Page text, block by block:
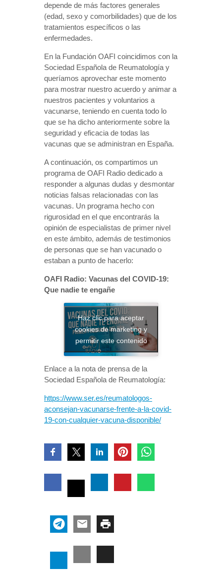
depende de más factores generales
(edad, sexo y comorbilidades) que de los
tratamientos específicos o las
enfermedades.
En la Fundación OAFI coincidimos con la
Sociedad Española de Reumatología y
queríamos aprovechar este momento
para mostrar nuestro acuerdo y animar a
nuestros pacientes y voluntarios a
vacunarse, teniendo en cuenta todo lo
que se ha dicho anteriormente sobre la
seguridad y eficacia de todas las
vacunas que se administran en España.
A continuación, os compartimos un
programa de OAFI Radio dedicado a
responder a algunas dudas y desmontar
noticias falsas relacionadas con las
vacunas. Un programa hecho con
rigurosidad en el que encontrarás la
opinión de especialistas de primer nivel
en este ámbito, además de testimonios
de personas que se han vacunado o
estaban a punto de hacerlo:
OAFI Radio: Vacunas del COVID-19:
Que nadie te engañe
Haz clic para aceptar
cookies de marketing y
permitir este contenido
Enlace a la nota de prensa de la
Sociedad Española de Reumatología:
https://www.ser.es/reumatologos-
aconsejan-vacunarse-frente-a-la-covid-
19-con-cualquier-vacuna-disponible/